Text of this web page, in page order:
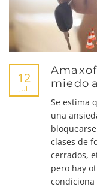
12
JUL
miedo
Se estima
una
clases de
cerrados,
pero hay